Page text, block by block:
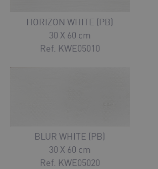
HORIZON WHITE (PB)
30 X 60 cm
Ref. KWE05010
BLUR WHITE (PB)
30 X 60 cm
Ref. KWE05020